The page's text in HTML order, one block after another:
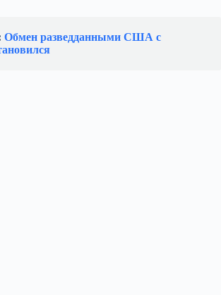
Обмен разведданными США с